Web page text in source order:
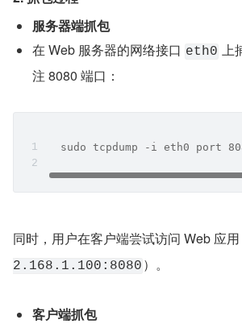
服务器端抓包
在 Web 服务器的网络接口 eth0 上
注 8080 端口：
sudo tcpdump -i eth0 port
同时，用户在客户端尝试访问 Web 应
2.168.1.100:8080 ）。
客户端抓包